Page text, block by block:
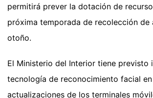
permitirá prever la dotación de
próxima temporada de recolección de
otoño.
El Ministerio del Interior tiene previsto
tecnología de reconocimiento facial
actualizaciones de los terminales